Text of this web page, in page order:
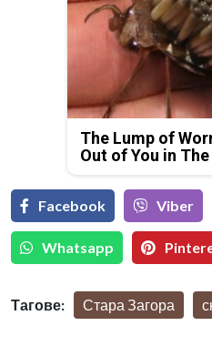
The Lump of
Out of You in
Facebook Viber
Whatsapp
Тагове: Стара Загора